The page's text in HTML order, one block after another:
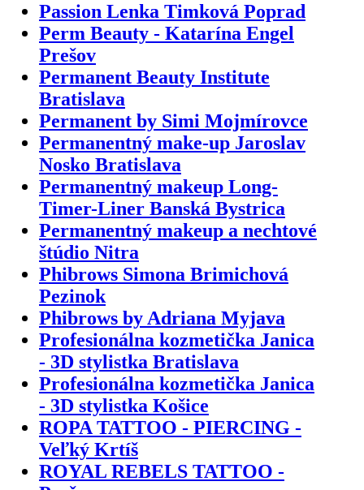
Passion Lenka Timková Poprad
Perm Beauty - Katarína Engel
Prešov
Permanent Beauty Institute
Bratislava
Permanent by Simi Mojmírovce
Permanentný make-up Jaroslav
Nosko Bratislava
Permanentný makeup Long-
Timer-Liner Banská Bystrica
Permanentný makeup a nechtové
štúdio Nitra
Phibrows Simona Brimichová
Pezinok
Phibrows by Adriana Myjava
Profesionálna kozmetička Janica
- 3D stylistka Bratislava
Profesionálna kozmetička Janica
- 3D stylistka Košice
ROPA TATTOO - PIERCING -
Veľký Krtíš
ROYAL REBELS TATTOO -